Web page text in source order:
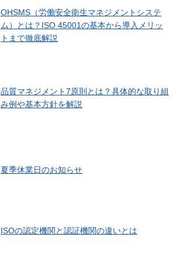
OHSMS（労働安全衛生マネジメントシステ
ム）とは？ISO 45001の基本から導入メリッ
トまで徹底解説
品質マネジメント7原則とは？具体的な取り組
み例や基本方針を解説
夏季休業日のお知らせ
ISOの認定機関と認証機関の違いとは